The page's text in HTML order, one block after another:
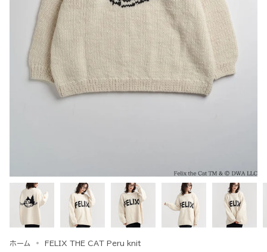
ホーム FELIX THE CAT Peru knit